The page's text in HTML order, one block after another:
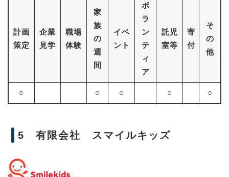
計画
策定
企業
見学
職場
体験
家
族
の
週
間
イベ
ント
ボ
ラ
ン
テ
ィ
ア
託児
室等
寄
付
そ
の
他
○ ○ ○ ○ ○
5 有限会社 スマイルキッズ